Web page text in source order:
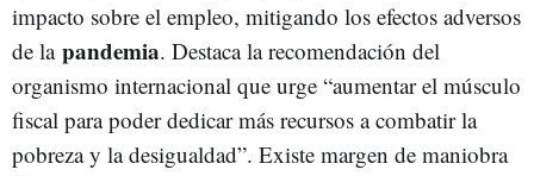
impacto sobre el empleo, mitigando los efectos adversos
de la pandemia. Destaca la recomendación del
organismo internacional que urge “aumentar el músculo
fiscal para poder dedicar más recursos a combatir la
pobreza y la desigualdad”. Existe margen de maniobra